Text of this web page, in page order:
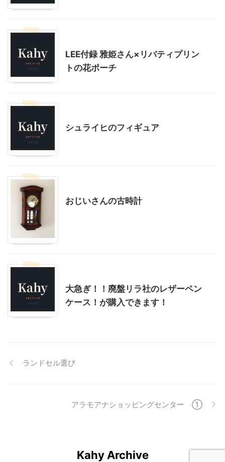
LEE付録 雅姫さん×リバティプリン
トの花ポーチ
シュライヒのフィギュア
おじいさんの古時計
大急ぎ！！廃盤リラ社のレザーペン
ケース！が購入できます！
ランドセル選び
アラモアナショッピングセンター ①
Kahy Archive